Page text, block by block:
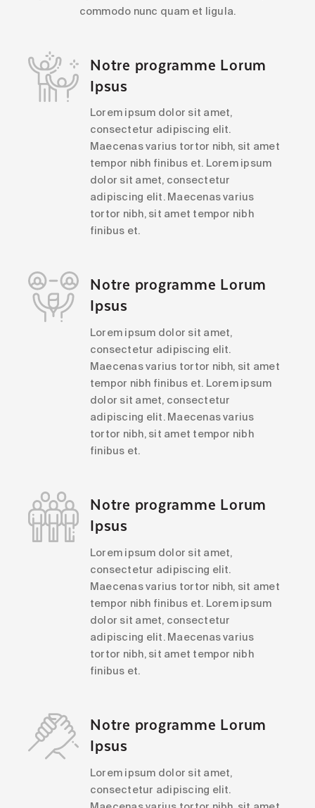
commodo nunc quam et ligula.
Notre programme Lorum
Ipsus
Lorem ipsum dolor sit amet,
consectetur adipiscing elit.
Maecenas varius tortor nibh, sit amet
tempor nibh finibus et. Lorem ipsum
dolor sit amet, consectetur
adipiscing elit. Maecenas varius
tortor nibh, sit amet tempor nibh
finibus et.
Notre programme Lorum
Ipsus
Lorem ipsum dolor sit amet,
consectetur adipiscing elit.
Maecenas varius tortor nibh, sit amet
tempor nibh finibus et. Lorem ipsum
dolor sit amet, consectetur
adipiscing elit. Maecenas varius
tortor nibh, sit amet tempor nibh
finibus et.
Notre programme Lorum
Ipsus
Lorem ipsum dolor sit amet,
consectetur adipiscing elit.
Maecenas varius tortor nibh, sit amet
tempor nibh finibus et. Lorem ipsum
dolor sit amet, consectetur
adipiscing elit. Maecenas varius
tortor nibh, sit amet tempor nibh
finibus et.
Notre programme Lorum
Ipsus
Lorem ipsum dolor sit amet,
consectetur adipiscing elit.